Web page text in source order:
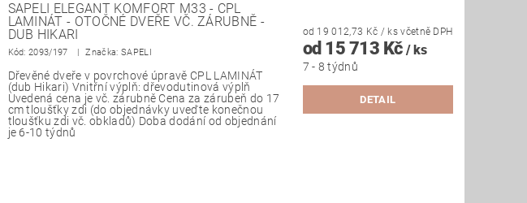
SAPELI ELEGANT KOMFORT M33 - CPL
LAMINÁT - OTOČNÉ DVEŘE VČ. ZÁRUBNĚ -
DUB HIKARI
Kód:2093/197 Značka: SAPELI
Dřevěné dveře v povrchové úpravě CPL LAMINÁT
(dub Hikari) Vnitřní výplň: dřevodutinová výplň
Uvedená cena je vč. zárubně Cena za zárubeň do 17
cm tloušťky zdi (do objednávky uveďte konečnou
tloušťku zdi vč. obkladů) Doba dodání od objednání
je 6-10 týdnů
od 19 012,73 Kč / ksvčetně DPH
od 15 713 Kč/ ks
7 - 8 týdnů
DETAIL